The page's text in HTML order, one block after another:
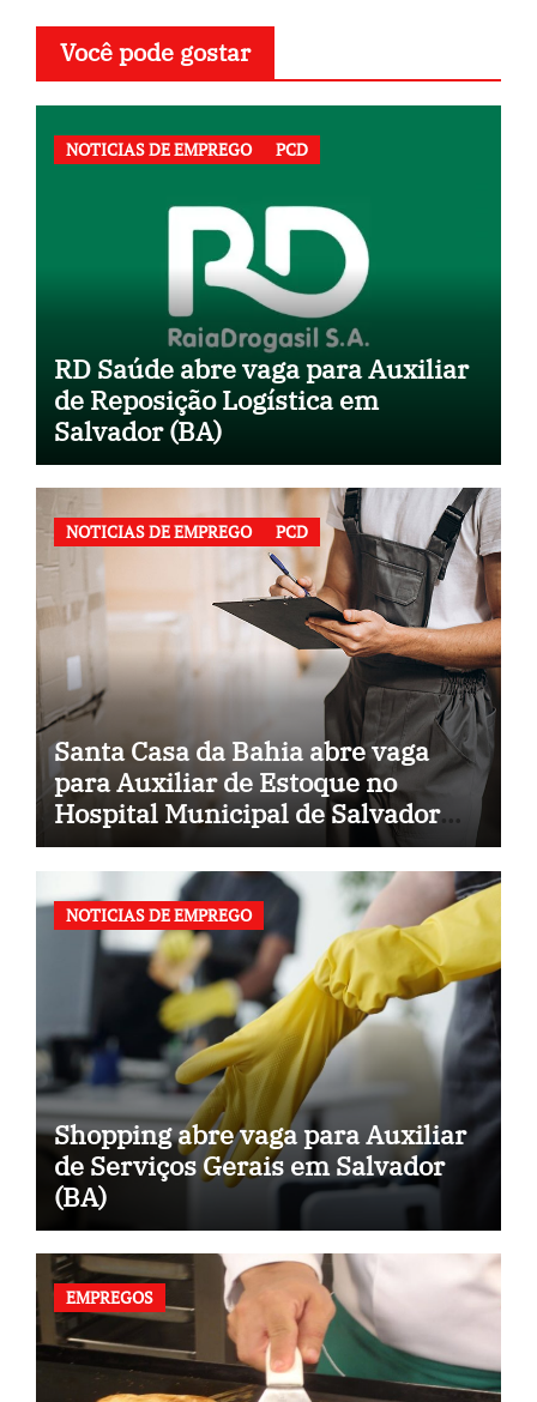
Você pode gostar
NOTICIAS DE EMPREGO PCD
RD Saúde abre vaga para Auxiliar
de Reposição Logística em
Salvador (BA)
NOTICIAS DE EMPREGO PCD
Santa Casa da Bahia abre vaga
para Auxiliar de Estoque no
Hospital Municipal de Salvador
(BA)
NOTICIAS DE EMPREGO
Shopping abre vaga para Auxiliar
de Serviços Gerais em Salvador
(BA)
EMPREGOS